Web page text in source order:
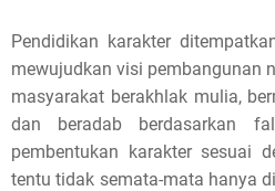
Pendidikan karakter
mewujudkan visi pembangunan
masyarakat berakhlak mulia,
dan beradab berdasarkan
pembentukan karakter sesuai
tentu tidak semata-mata hanya